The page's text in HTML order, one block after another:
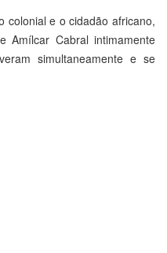
colonial e o cidadão africano,
Amílcar Cabral intimamente
simultaneamente e se